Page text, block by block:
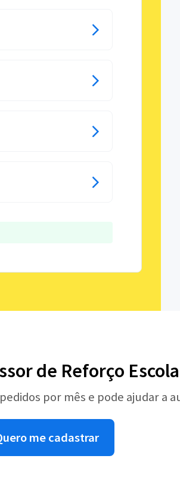
de Reforço
por mês e pode ajudar a
me cadastrar